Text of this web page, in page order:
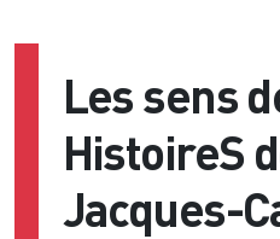
Les sens
HistoireS
Jacques-